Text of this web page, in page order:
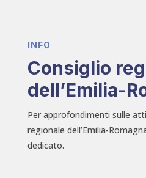
INFO
Consiglio
dell’Emilia-
Per approfondimenti sulle
regionale dell’Emilia-
dedicato.